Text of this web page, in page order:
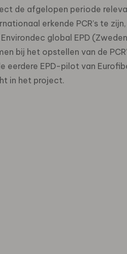
de afgelopen periode
erkende PCR’s te
Environdec global EPD
bij het opstellen van de
eerdere EPD-pilot van
in het project.